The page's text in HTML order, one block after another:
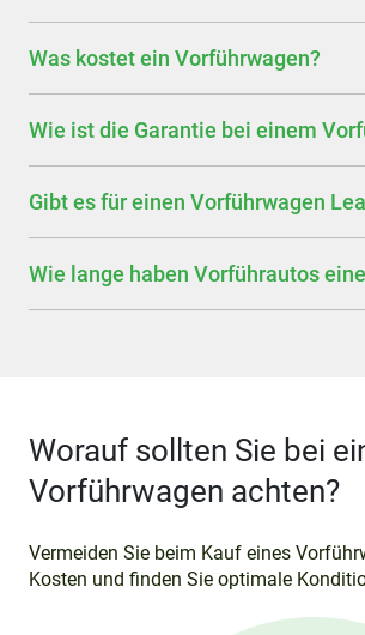
Was kostet ein Vorführwagen?
Wie ist die Garantie bei einem
Gibt es für einen Vorführwagen
Wie lange haben Vorführautos
Worauf sollten Sie bei
Vorführwagen achten?
Vermeiden Sie beim Kauf eines
Kosten und finden Sie optimale